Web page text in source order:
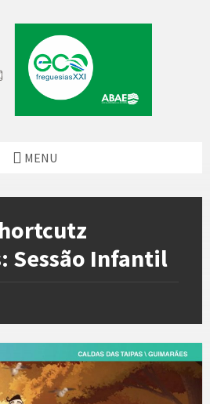
MENU
Sessão Infantil